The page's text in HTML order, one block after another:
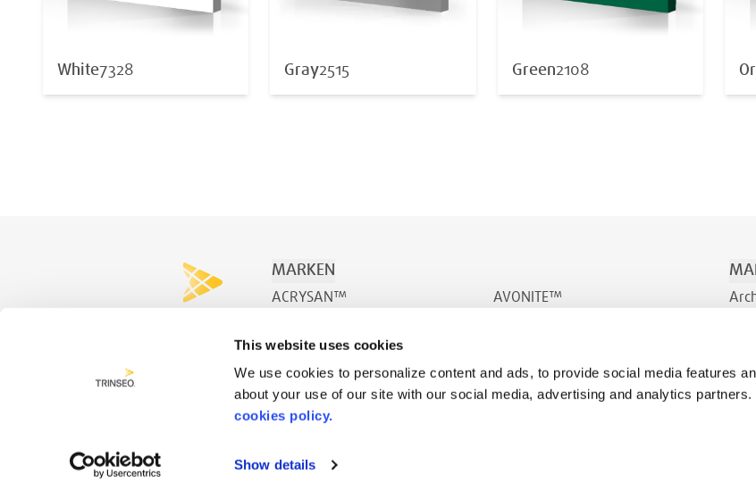
This website uses cookies
We use cookies to personalize content and ads, to provide social media features
about your use of our site with our social media, advertising and analytics
cookies policy.
Show details
White7328 Gray2515 Green2108
MARKEN
ACRYSAN™
ACRYSWIM™
AVONITE™